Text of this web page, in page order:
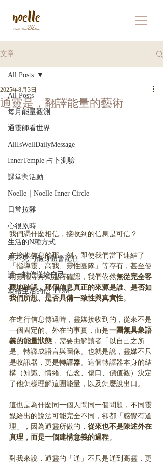
文章
All Posts
每月能量觀測
通靈師看世界
AllIsWellDailyMessage
InnerTemple 占卜測驗
課堂與活動
Noelle｜Noelle Inner Circle
日常拉雜
心很累時
生活的N種方式
看不見的傷身體會記住
讀一封信送給自己
寫給生活的信_EDM
All Posts
通靈是，翻譯能量的藝術
2025年8月3日
我們憑什麼相信，接收到的信息是可信？
在接收信息的那一刻，即使我們當下連結了
「指導靈、高我、靈性團隊」等存有，甚至使
用靈擺等方式進行確認，我們依然無從完全客
觀地確認，那個信息真正的來源是誰、是否如
我們所想、是否具備一致性與真實性。
在進行信息傳遞時，靈媒接收到的，從來不是
一個固定的、外在的事實，而是一團無具象語
義的能量狀態 ，需要由解讀者「以自己之所
是」轉譯成語言與圖像。也就是說，靈媒不只
是收訊器，更是轉譯器。這個轉譯器本身的結
構（知識、情緒、信念、傷口、價值觀）決定
了他怎樣理解這團能量，以及怎麼說出口。
這也是為什麼同一個人問同一個問題，不同靈
媒給出的說法可能完全不同，卻都「感覺有道
理」，因為通靈所做的， 從來也不是陳述外在
真理，而是一個建構意義的過程。
對我來說，通靈的「通」不只是通到高靈，更